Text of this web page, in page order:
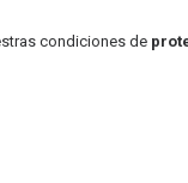
condiciones de